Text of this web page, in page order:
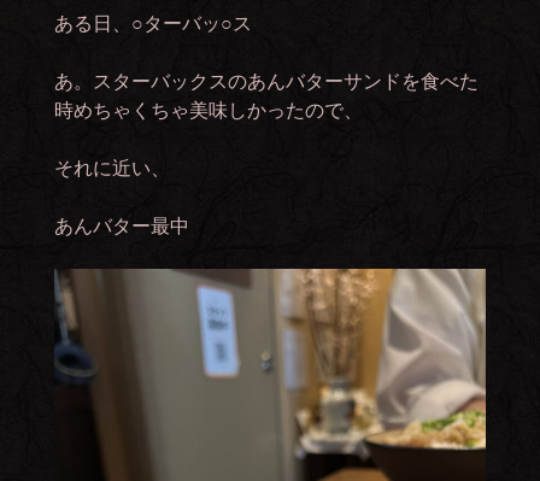
ある日、○ターバッ○ス
あ。スターバックスのあんバターサンドを食べた
時めちゃくちゃ美味しかったので、
それに近い、
あんバター最中